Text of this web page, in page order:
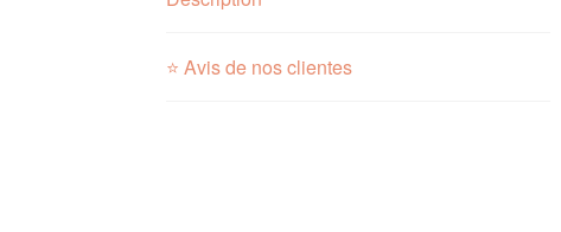
⭐ Avis de nos clientes